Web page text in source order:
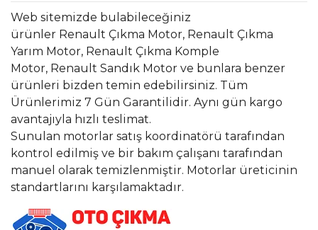
Web sitemizde bulabileceğiniz
ürünler Renault Çıkma Motor, Renault Çıkma
Yarım Motor, Renault Çıkma Komple
Motor, Renault Sandık Motor ve bunlara benzer
ürünleri bizden temin edebilirsiniz. Tüm
Ürünlerimiz 7 Gün Garantilidir. Aynı gün kargo
avantajıyla hızlı teslimat.
Sunulan motorlar satış koordinatörü tarafından
kontrol edilmiş ve bir bakım çalışanı tarafından
manuel olarak temizlenmiştir. Motorlar üreticinin
standartlarını karşılamaktadır.